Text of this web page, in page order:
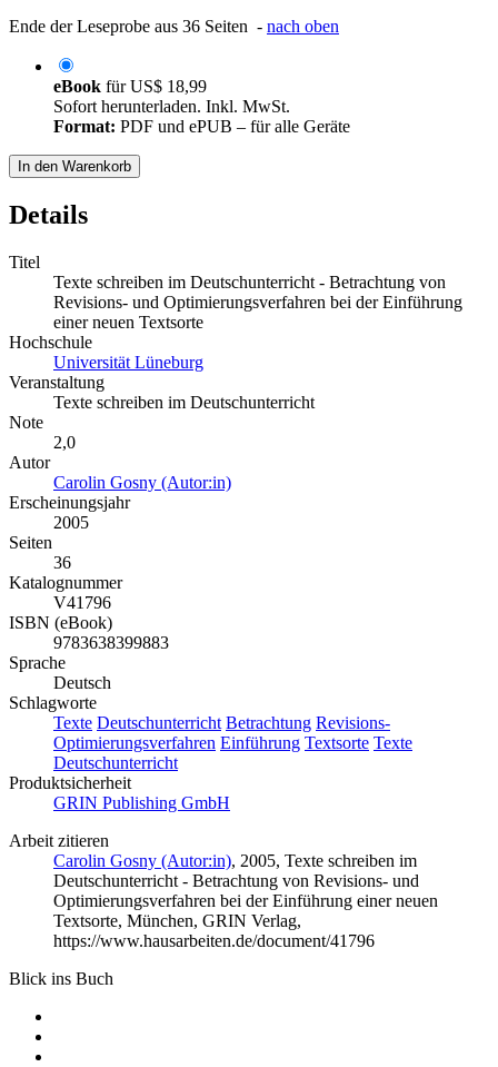
Ende der Leseprobe aus 36 Seiten - nach oben
eBook fürUS$ 18,99
Sofort herunterladen. Inkl. MwSt.
Format: PDF und ePUB – für alle Geräte
In den Warenkorb
Details
Titel
Texte schreiben im Deutschunterricht - Betrachtung von
Revisions- und Optimierungsverfahren bei der Einführung
einer neuen Textsorte
Hochschule
Universität Lüneburg
Veranstaltung
Texte schreiben im Deutschunterricht
Note
2,0
Autor
Carolin Gosny (Autor:in)
Erscheinungsjahr
2005
Seiten
36
Katalognummer
V41796
ISBN (eBook)
9783638399883
Sprache
Deutsch
Schlagworte
Texte Deutschunterricht Betrachtung Revisions-
Optimierungsverfahren Einführung Textsorte Texte
Deutschunterricht
Produktsicherheit
GRIN Publishing GmbH
Arbeit zitieren
Carolin Gosny (Autor:in), 2005, Texte schreiben im
Deutschunterricht - Betrachtung von Revisions- und
Optimierungsverfahren bei der Einführung einer neuen
Textsorte, München, GRIN Verlag,
https://www.hausarbeiten.de/document/41796
Blick ins Buch